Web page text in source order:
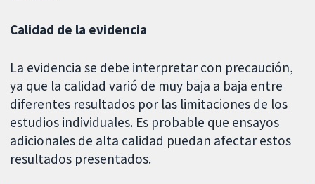
Calidad de la evidencia
La evidencia se debe interpretar con precaución,
ya que la calidad varió de muy baja a baja entre
diferentes resultados por las limitaciones de los
estudios individuales. Es probable que ensayos
adicionales de alta calidad puedan afectar estos
resultados presentados.